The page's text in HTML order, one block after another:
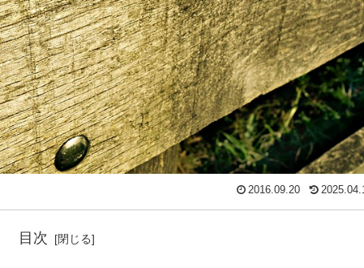
2016.09.20
目次